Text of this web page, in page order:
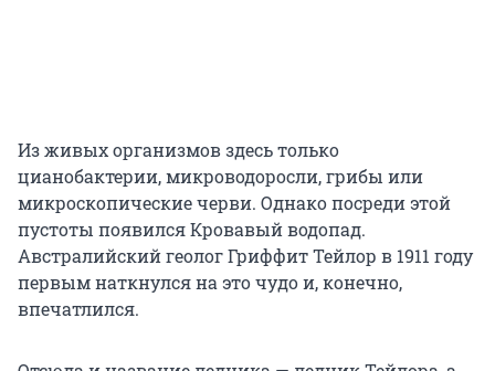
Из живых организмов здесь только
цианобактерии, микроводоросли, грибы или
микроскопические черви. Однако посреди этой
пустоты появился Кровавый водопад.
Австралийский геолог Гриффит Тейлор в 1911 году
первым наткнулся на это чудо и, конечно,
впечатлился.